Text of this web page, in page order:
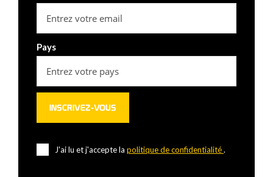
Pays
J'ai lu et j'accepte la politique de confidentialité.